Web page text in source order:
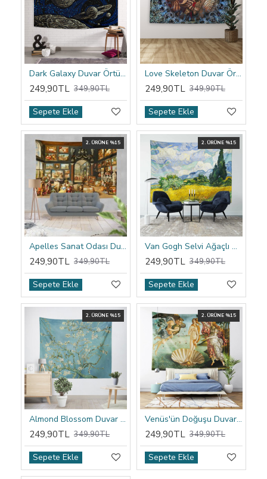
Dark Galaxy Duvar Örtüsü
249,90TL 349,90TL
Sepete Ekle
Love Skeleton Duvar Örtüsü
249,90TL 349,90TL
Sepete Ekle
2. ÜRÜNE %15
Apelles Sanat Odası Duvar Örtüsü
249,90TL 349,90TL
Sepete Ekle
2. ÜRÜNE %15
Van Gogh Selvi Ağaçlı Buğday Tarlası Duvar Örtüsü
249,90TL 349,90TL
Sepete Ekle
2. ÜRÜNE %15
Almond Blossom Duvar Örtüsü
249,90TL 349,90TL
Sepete Ekle
2. ÜRÜNE %15
Venüs'ün Doğuşu Duvar Örtüsü
249,90TL 349,90TL
Sepete Ekle